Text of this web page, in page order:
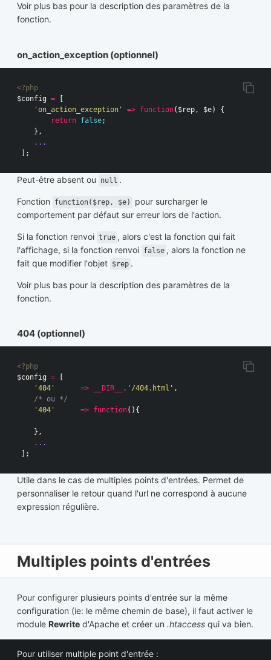
Voir plus bas pour la description des paramètres de la
fonction.
on_action_exception (optionnel)
<?php
$config =
[
'on_action_exception'
=> function( $rep , $e)
{
return false;
},
...
];
Peut-être absent ou null .
Fonction function($rep, $e)
pour surcharger le
comportement par défaut sur erreur lors de l'action.
Si la fonction renvoi true , alors c'est la fonction qui fait
l'affichage, si la fonction renvoi false , alors la fonction ne
fait que modifier l'objet $rep .
Voir plus bas pour la description des paramètres de la
fonction.
404 (optionnel)
<?php
$config =
'404'
=> __DIR__ . '/404.html' ,
/* ou */
'404'
=> function(){
},
...
];
Utile dans le cas de multiples points d'entrées. Permet de
personnaliser le retour quand l'url ne correspond à aucune
expression régulière.
Multiples points d'entrées
Pour configurer plusieurs points d'entrée sur la même
configuration (ie: le même chemin de base), il faut activer le
module Rewrite d'Apache et créer un .htaccess qui va bien.
Pour utiliser multiple point d'entrée :